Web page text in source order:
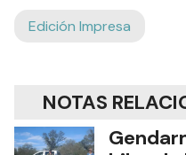
Edición Impresa
NOTAS